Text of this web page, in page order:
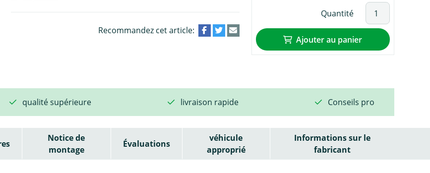
Recommandez cet article:
Quantité
Ajouter au panier
qualité supérieure livraison rapide Conseils pro
Notice de
montage
Évaluations
véhicule
approprié
Informations sur le
fabricant